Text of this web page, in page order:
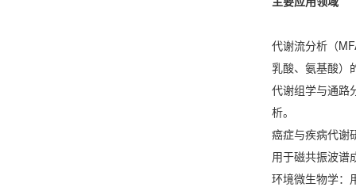
代谢流分析（
乳酸、氨基酸）
代谢组学与通路
析。
癌症与疾病代谢
用于磁共振波谱
环境微生物学：